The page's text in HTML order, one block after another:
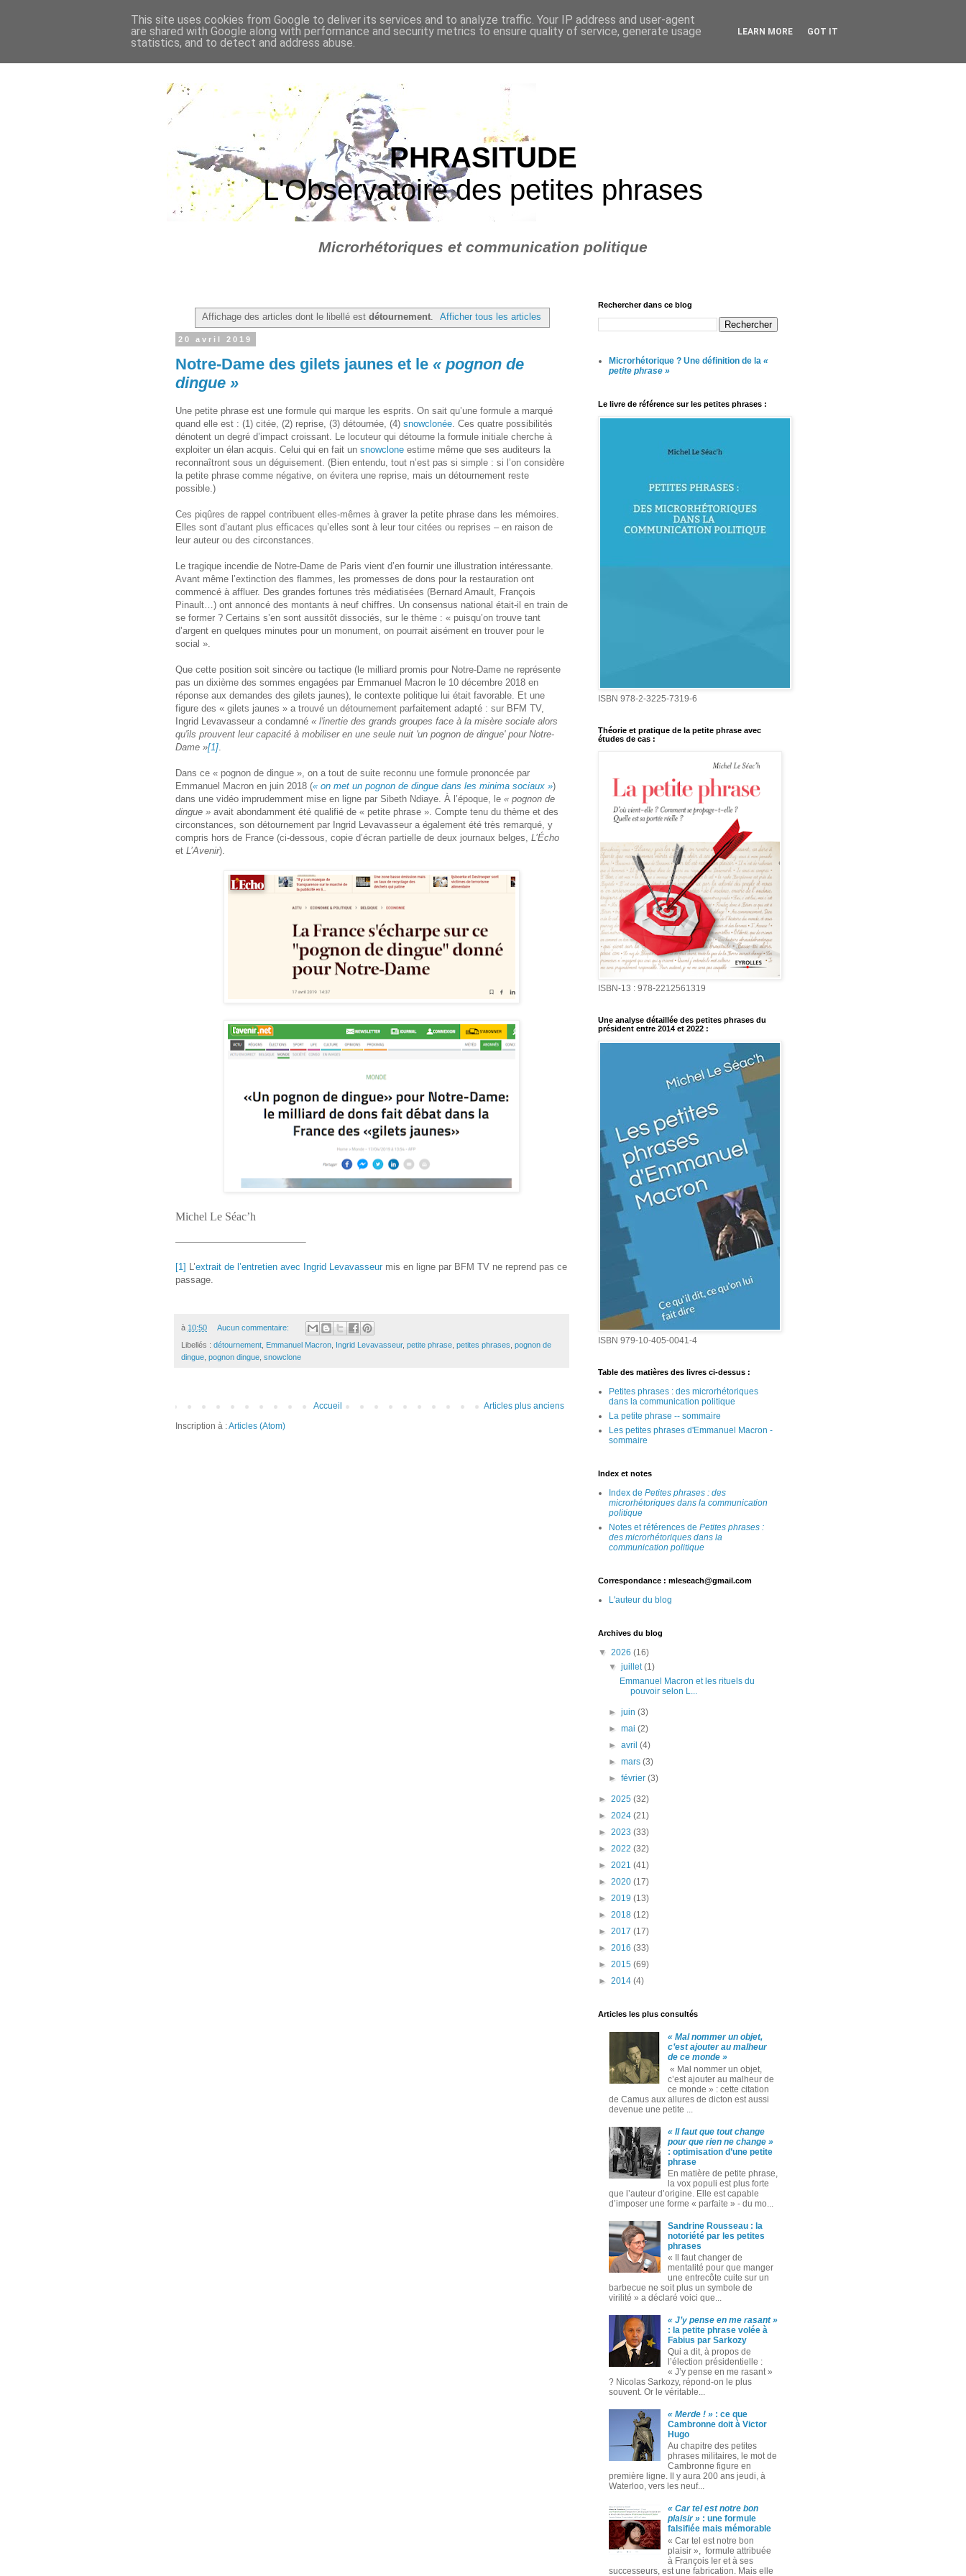
PHRASITUDE
L'Observatoire des petites phrases
Microrhétoriques et communication politique
Affichage des articles dont le libellé est détournement. Afficher tous les articles
20 avril 2019
Notre-Dame des gilets jaunes et le « pognon de
dingue »
Une petite phrase est une formule qui marque les esprits. On sait qu’une formule a marqué
quand elle est : (1) citée, (2) reprise, (3) détournée, (4) snowclonée . Ces quatre possibilités
dénotent un degré d’impact croissant. Le locuteur qui détourne la formule initiale cherche à
exploiter un élan acquis. Celui qui en fait un snowclone estime même que ses auditeurs la
reconnaîtront sous un déguisement. (Bien entendu, tout n’est pas si simple : si l’on considère
la petite phrase comme négative, on évitera une reprise, mais un détournement reste
possible.)
Ces piqûres de rappel contribuent elles-mêmes à graver la petite phrase dans les mémoires.
Elles sont d’autant plus efficaces qu’elles sont à leur tour citées ou reprises – en raison de
leur auteur ou des circonstances.
Le tragique incendie de Notre-Dame de Paris vient d’en fournir une illustration intéressante.
Avant même l’extinction des flammes, les promesses de dons pour la restauration ont
commencé à affluer. Des grandes fortunes très médiatisées (Bernard Arnault, François
Pinault…) ont annoncé des montants à neuf chiffres. Un consensus national était-il en train de
se former ? Certains s’en sont aussitôt dissociés, sur le thème : « puisqu’on trouve tant
d’argent en quelques minutes pour un monument, on pourrait aisément en trouver pour le
social ».
Que cette position soit sincère ou tactique (le milliard promis pour Notre-Dame ne représente
pas un dixième des sommes engagées par Emmanuel Macron le 10 décembre 2018 en
réponse aux demandes des gilets jaunes), le contexte politique lui était favorable. Et une
figure des « gilets jaunes » a trouvé un détournement parfaitement adapté : sur BFM TV,
Ingrid Levavasseur a condamné « l'inertie des grands groupes face à la misère sociale alors
qu'ils prouvent leur capacité à mobiliser en une seule nuit 'un pognon de dingue' pour Notre-
Dame »[1]
Dans ce « pognon de dingue », on a tout de suite reconnu une formule prononcée par
Emmanuel Macron en juin 2018 (« on met un pognon de dingue dans les minima sociaux »)
dans une vidéo imprudemment mise en ligne par Sibeth Ndiaye. À l’époque, le « pognon de
dingue » avait abondamment été qualifié de « petite phrase ». Compte tenu du thème et des
circonstances, son détournement par Ingrid Levavasseur a également été très remarqué, y
compris hors de France (ci-dessous, copie d’écran partielle de deux journaux belges, L’Écho
et L’Avenir).
Michel Le Séac’h
[1] L’extrait de l’entretien avec Ingrid Levavasseur mis en ligne par BFM TV ne reprend pas ce
passage.
à 10:50 Aucun commentaire:
Libellés : détournement Emmanuel Macron Ingrid Levavasseur, petite phrase petites phrases pognon de
dingue pognon dingue snowclone
Articles plus anciens
Accueil
Inscription à :Articles (Atom)
Rechercher dans ce blog
Microrhétorique ? Une définition de la «
petite phrase »
Le livre de référence sur les petites phrases :
ISBN 978-2-3225-7319-6
Théorie et pratique de la petite phrase avec
études de cas :
ISBN-13 : 978-2212561319
Une analyse détaillée des petites phrases du
président entre 2014 et 2022 :
ISBN 979-10-405-0041-4
Table des matières des livres ci-dessus :
Petites phrases : des microrhétoriques
dans la communication politique
La petite phrase -- sommaire
Les petites phrases d'Emmanuel Macron -
sommaire
Index et notes
Index de Petites phrases : des
microrhétoriques dans la communication
politique
Notes et références de Petites phrases :
des microrhétoriques dans la
communication politique
Correspondance : mleseach@gmail.com
L'auteur du blog
Archives du blog
▼ 2026 (16)
▼juillet(1)
Emmanuel Macron et les rituels du
pouvoir selon L...
►juin(3)
►mai(2)
►avril(4)
►mars(3)
►février(3)
► 2025 (32)
► 2024 (21)
► 2023 (33)
► 2022 (32)
► 2021 (41)
► 2020 (17)
► 2019 (13)
► 2018 (12)
► 2017 (17)
► 2016 (33)
► 2015 (69)
► 2014 (4)
Articles les plus consultés
« Mal nommer un objet,
c’est ajouter au malheur
de ce monde »
« Mal nommer un objet,
c’est ajouter au malheur de
ce monde » : cette citation
de Camus aux allures de dicton est aussi
devenue une petite ...
« Il faut que tout change
pour que rien ne change »
: optimisation d’une petite
phrase
En matière de petite phrase,
la vox populi est plus forte
que l’auteur d’origine. Elle est capable
d’imposer une forme « parfaite » ‑ du mo...
Sandrine Rousseau : la
notoriété par les petites
phrases
« Il faut changer de
mentalité pour que manger
une entrecôte cuite sur un
barbecue ne soit plus un symbole de
virilité » a déclaré voici que...
« J’y pense en me rasant »
: la petite phrase volée à
Fabius par Sarkozy
Qui a dit, à propos de
l’élection présidentielle :
« J’y pense en me rasant »
? Nicolas Sarkozy, répond-on le plus
souvent. Or le véritable...
« Merde ! »: ce que
Cambronne doit à Victor
Hugo
Au chapitre des petites
phrases militaires, le mot de
Cambronne figure en
première ligne. Il y aura 200 ans jeudi, à
Waterloo, vers les neuf...
« Car tel est notre bon
plaisir »: une formule
falsifiée mais mémorable
« Car tel est notre bon
plaisir », formule attribuée
à François Ier et à ses
successeurs, est une fabrication. Mais elle
This site uses cookies from Google to deliver its services and to analyze traffic. Your IP address and user-agent
are shared with Google along with performance and security metrics to ensure quality of service, generate usage
statistics, and to detect and address abuse.
LEARN MORE GOT IT